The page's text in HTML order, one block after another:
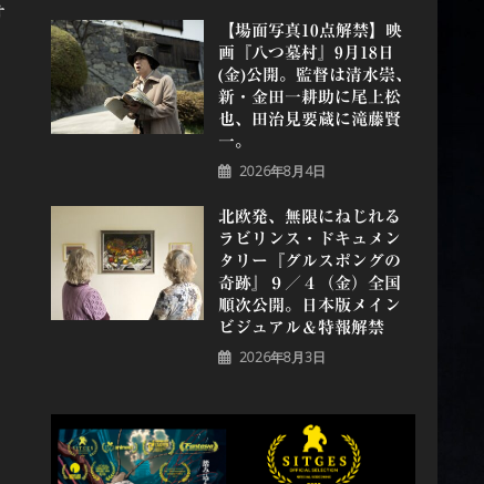
【場面写真10点解禁】映
画『八つ墓村』9月18日
(金)公開。監督は清水崇、
新・金田一耕助に尾上松
也、田治見要蔵に滝藤賢
一。
2026年8月4日
北欧発、無限にねじれる
ラビリンス・ドキュメン
タリー『グルスポングの
奇跡』９／４（金）全国
順次公開。日本版メイン
ビジュアル＆特報解禁
2026年8月3日